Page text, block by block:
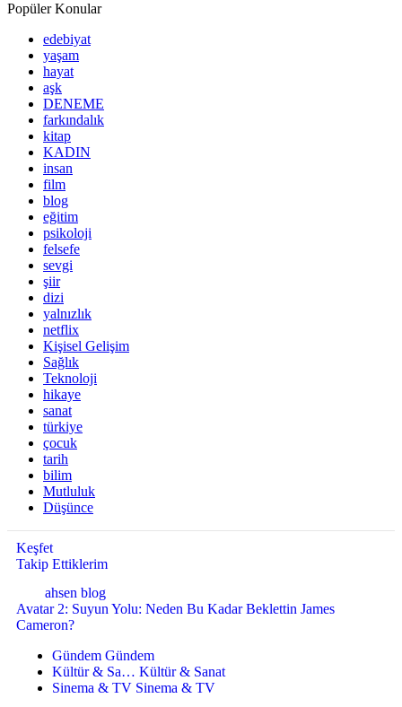
Popüler Konular
edebiyat
yaşam
hayat
aşk
DENEME
farkındalık
kitap
KADIN
insan
film
blog
eğitim
psikoloji
felsefe
sevgi
şiir
dizi
yalnızlık
netflix
Kişisel Gelişim
Sağlık
Teknoloji
hikaye
sanat
türkiye
çocuk
tarih
bilim
Mutluluk
Düşünce
Keşfet
Takip Ettiklerim
ahsen blog
Avatar 2: Suyun Yolu: Neden Bu Kadar Beklettin James
Cameron?
Gündem Gündem
Kültür & Sa… Kültür & Sanat
Sinema & TV Sinema & TV